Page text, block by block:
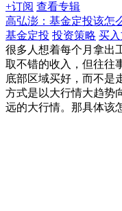
+订阅 查看专辑
高弘澎：基金定投该怎
基金定投 投资策略 买
很多人想着每个月拿出
取不错的收入，但往往
底部区域买好，而不是
方式是以大行情大趋势
远的大行情。那具体该